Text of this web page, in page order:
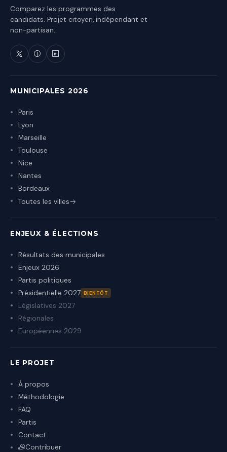
Comparez les programmes des
candidats. Projet citoyen, indépendant et
non-partisan.
MUNICIPALES 2026
Paris
Lyon
Marseille
Toulouse
Nice
Nantes
Bordeaux
Toutes les villes
ENJEUX & ÉLECTIONS
Résultats des municipales
Enjeux 2026
Partis politiques
Présidentielle 2027 BIENTÔT
Législatives 2027
Régionales
Européennes 2029
LE PROJET
À propos
Méthodologie
FAQ
Partis
Contact
Contribuer